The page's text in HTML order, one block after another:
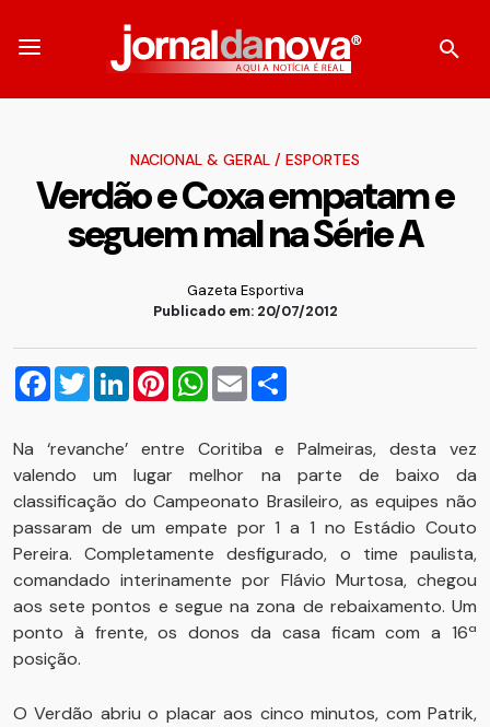
NACIONAL & GERAL / ESPORTES
Verdão e Coxa empatam e
seguem mal na Série A
Gazeta Esportiva
Publicado em: 20/07/2012
Facebook
TwitterLinkedInPinterestWhatsApp
Email
Na ‘revanche’ entre Coritiba e Palmeiras, desta vez
valendo um lugar melhor na parte de baixo da
classificação do Campeonato Brasileiro, as equipes não
passaram de um empate por 1 a 1 no Estádio Couto
Pereira. Completamente desfigurado, o time paulista,
comandado interinamente por Flávio Murtosa, chegou
aos sete pontos e segue na zona de rebaixamento. Um
ponto à frente, os donos da casa ficam com a 16ª
posição.
O Verdão abriu o placar aos cinco minutos, com Patrik,